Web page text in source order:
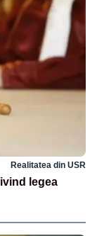
Realitatea din USR
legea